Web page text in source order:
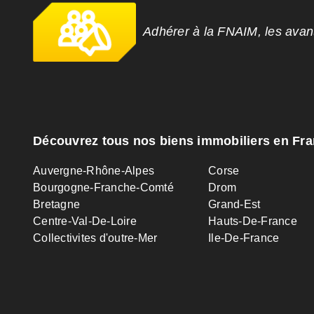
Adhérer à la FNAIM, les
Découvrez tous nos biens immobiliers en
Auvergne-Rhône-Alpes
Bourgogne-Franche-Comté
Bretagne
Centre-Val-De-Loire
Collectivites d'outre-Mer
Corse
Drom
Grand-Est
Hauts-De-France
Ile-De-France